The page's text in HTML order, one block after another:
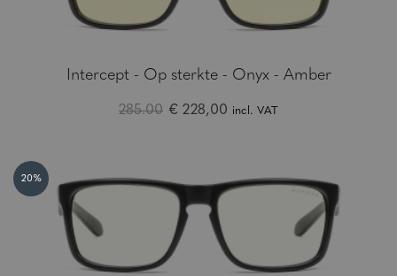
Intercept - Op sterkte - Onyx - Amber
285.00 € 228,00 incl. VAT
20%